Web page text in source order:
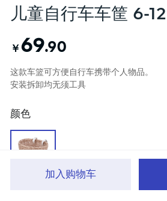
儿童自行车车筐 6-
￥ 69.90
这款车篮可方便自行车携带个人物品。
安装拆卸均无须工具
颜色
加入购物车